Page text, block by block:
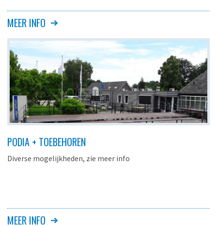
MEER INFO
PODIA + TOEBEHOREN
Diverse mogelijkheden, zie meer info
MEER INFO